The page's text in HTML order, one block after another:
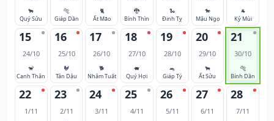
🐂
Quý Sửu
🐅
Giáp Dần
🐈
Ất Mão
🐉
Bính Thìn
🐍
Đinh Tỵ
🐎
Mậu Ngọ
🐐
Kỷ Mùi
15
24/10
🐒
Canh Thân
16
25/10
🐓
Tân Dậu
17
26/10
🐕
Nhâm Tuất
18
27/10
🐖
Quý Hợi
19
28/10
🐀
Giáp Tý
20
29/10
🐂
Ất Sửu
21
30/10
🐅
Bính Dần
22
1/11
23
2/11
24
3/11
25
4/11
26
5/11
27
6/11
28
7/11